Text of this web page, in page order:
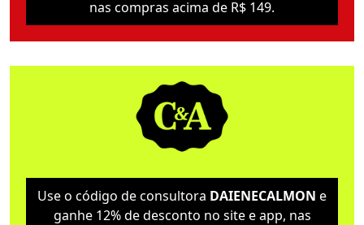
nas compras acima de R$ 149.
Use o código de consultora DAIENECALMON e
ganhe 12% de desconto no site e app, nas